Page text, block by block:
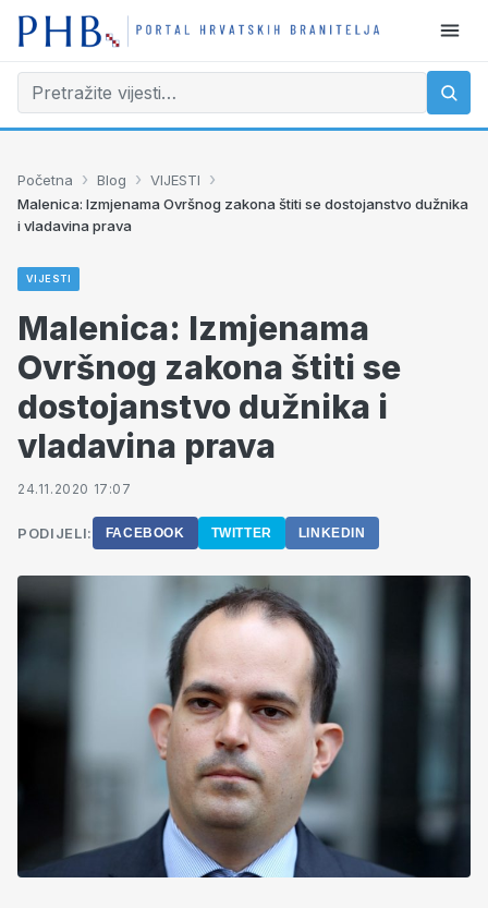
Početna › Blog › VIJESTI ›
Malenica: Izmjenama Ovršnog zakona štiti se dostojanstvo dužnika
i vladavina prava
VIJESTI
Malenica: Izmjenama
Ovršnog zakona štiti se
dostojanstvo dužnika i
vladavina prava
24.11.2020 17:07
PODIJELI: FACEBOOK TWITTER LINKEDIN